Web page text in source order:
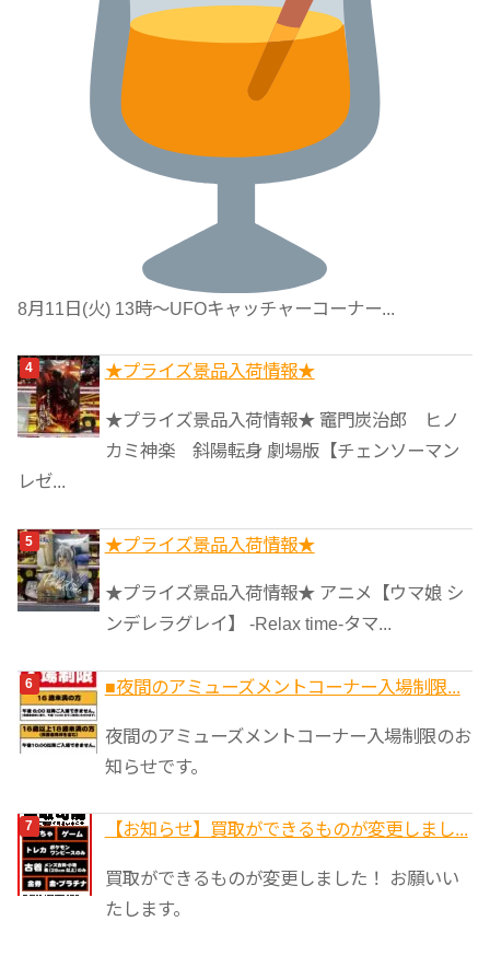
8月11日(火) 13時〜UFOキャッチャーコーナー...
★プライズ景品入荷情報★
★プライズ景品入荷情報★ 竈門炭治郎 ヒノ
カミ神楽 斜陽転身 劇場版【チェンソーマン
レゼ...
★プライズ景品入荷情報★
★プライズ景品入荷情報★ アニメ【ウマ娘 シ
ンデレラグレイ】 -Relax time-タマ...
■夜間のアミューズメントコーナー入場制限...
夜間のアミューズメントコーナー入場制限のお
知らせです。
【お知らせ】買取ができるものが変更しまし...
買取ができるものが変更しました！ お願いい
たします。